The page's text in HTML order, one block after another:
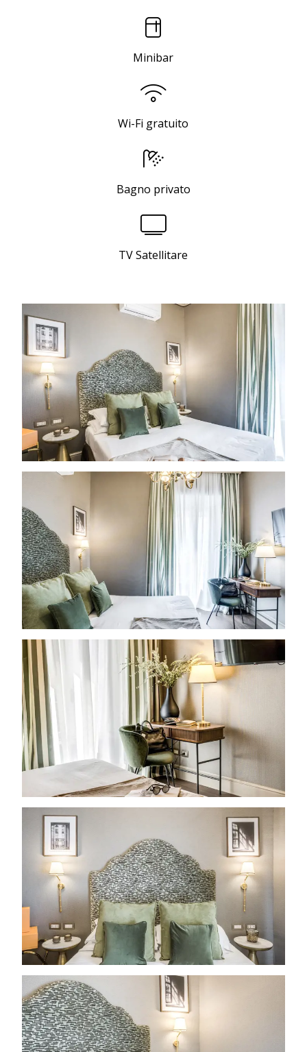
Minibar
Wi-Fi gratuito
Bagno privato
TV Satellitare